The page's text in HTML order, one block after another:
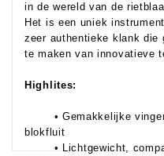
in de wereld van de
Het is een uniek
zeer authentieke klank die
te maken van innovatieve
Highlites:
• Gemakkelijke
blokfluit
• Lichtgewicht,